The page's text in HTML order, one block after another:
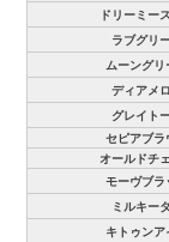
ドリーミー
ラブグリ
ムーングリ
ディアメ
グレイト
セピアブラ
オールドチ
モーヴブラ
ミルキー
キトゥンア